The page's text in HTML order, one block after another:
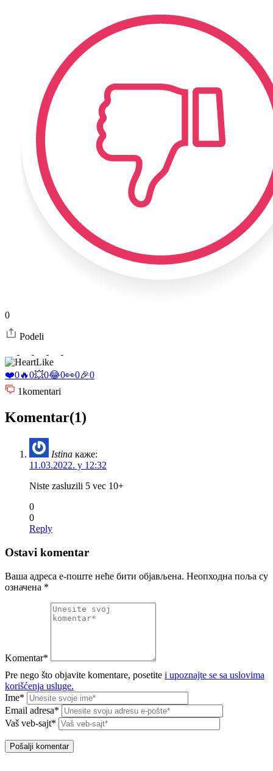
0
Podeli
Like
❤️0🔥0💥0😂0👀0🎉0
1komentari
Komentar(1)
Istina каже:
11.03.2022. у 12:32
Niste zasluzili 5 vec 10+
0
0
Reply
Ostavi komentar
Ваша адреса е-поште неће бити објављена. Неопходна поља су
означена *
Komentar*
Pre nego što objavite komentare, posetite i upoznajte se sa uslovima
korišćenja usluge.
Ime*
Email adresa*
Vaš veb-sajt*